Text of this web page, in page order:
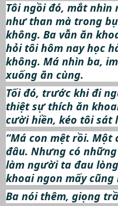
Tôi ngồi đó, mắt nhìn
như than mà trong
không. Ba vẫn ăn
hỏi tôi hôm nay học
không. Má nhìn ba,
xuống ăn cùng.
Tối đó, trước khi đi
thiệt sự thích ăn
cười hiền, kéo tôi sát
“Má con mệt rồi. Một
đâu. Nhưng có
làm người ta đau
khoai ngon mấy
Ba nói thêm, giọng